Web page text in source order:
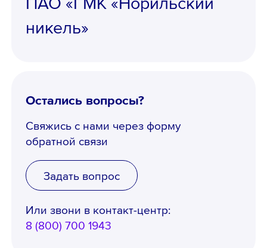
никель»
Остались вопросы?
Свяжись с нами через форму
обратной связи
Задать вопрос
Или звони в контакт-центр:
8 (800) 700 1943